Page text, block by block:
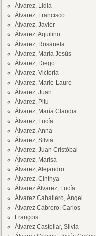
Álvarez, Lidia
Álvarez, Francisco
Álvarez, Javier
Álvarez, Aquilino
Álvarez, Rosanela
Álvarez, María Jesús
Álvarez, Diego
Álvarez, Victoria
Alvarez, Marie-Laure
Álvarez, Juan
Álvarez, Pitu
Álvarez, María Claudia
Álvarez, Lucía
Álvarez, Anna
Álvarez, Silvia
Álvarez, Juan Cristóbal
Álvarez, Marisa
Álvarez, Alejandro
Álvarez, Cinthya
Álvarez Álvarez, Lucía
Álvarez Caballero, Ángel
Álvarez Cabrero, Carlos
François
Álvarez Castellar, Silvia